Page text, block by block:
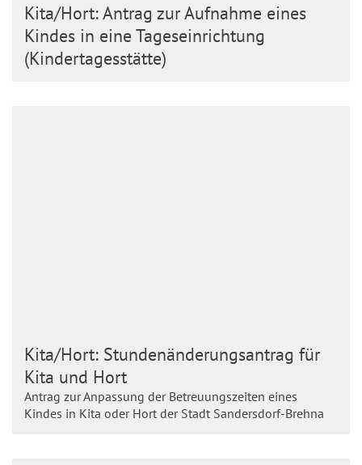
Kita/Hort: Antrag zur Aufnahme eines
Kindes in eine Tageseinrichtung
(Kindertagesstätte)
Kita/Hort: Stundenänderungsantrag für
Kita und Hort
Antrag zur Anpassung der Betreuungszeiten eines
Kindes in Kita oder Hort der Stadt Sandersdorf-Brehna